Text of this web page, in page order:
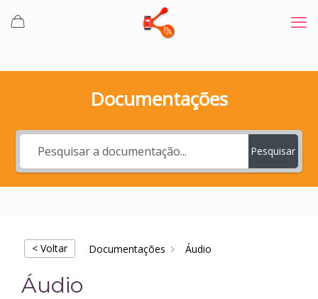
Documentações
Pesquisar
< Voltar Documentações Áudio
Áudio